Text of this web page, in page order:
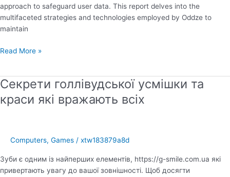
approach to safeguard user data. This report delves into the
multifaceted strategies and technologies employed by Oddze to
maintain
How
Your
Data
Secure
Read More »
Секрети голлівудської усмішки та
краси які вражають всіх
Computers, Games / xtw183879a8d
Зуби є одним із найперших елементів, https://g-smile.com.ua які
привертають увагу до вашої зовнішності. Щоб досягти